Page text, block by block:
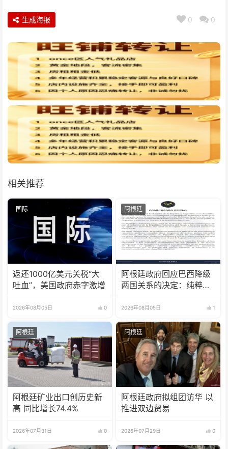
0 0
生成海报
相关推荐
国际
返还1000亿美元关税“大
吐血”，美国政府赤字激增
2026年08月05日 0
阿根廷
阿根廷政府回应巴西降级
两国关系的决定：纯粹意
2026年08月05日 1
阿根廷
阿根廷矿业出口创历史新
高 同比增长74.4%
2026年07月31日 0
阿根廷
阿根廷政府拟组团访华 以
推进双边贸易
2026年07月29日 0